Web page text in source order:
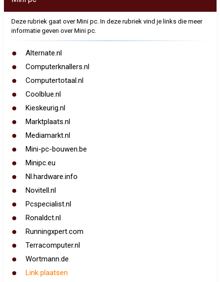
Deze rubriek gaat over Mini pc. In deze rubriek vind je links die meer
informatie geven over Mini pc.
Alternate.nl
Computerknallers.nl
Computertotaal.nl
Coolblue.nl
Kieskeurig.nl
Marktplaats.nl
Mediamarkt.nl
Mini-pc-bouwen.be
Minipc.eu
Nl.hardware.info
Novitell.nl
Pcspecialist.nl
Ronaldct.nl
Runningxpert.com
Terracomputer.nl
Wortmann.de
Link plaatsen